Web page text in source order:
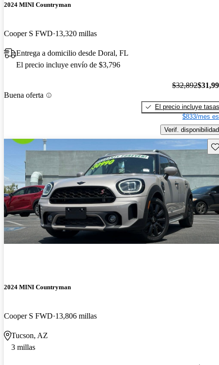
2024 MINI Countryman
Cooper S FWD 13,320 millas
Entrega a domicilio desde Doral, FL
El precio incluye envío de $3,796
Buena oferta
$32,892
El precio incluye tasas
$833/mes
Verif. disponibilidad
2024 MINI Countryman
Cooper S FWD 13,806 millas
Tucson, AZ
3 millas